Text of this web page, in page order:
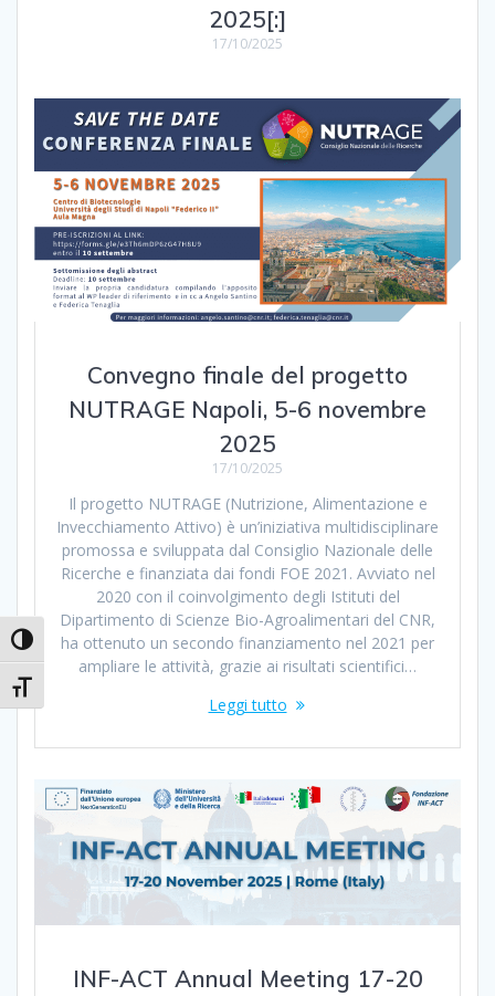
Attiva/disattiva alto contrasto
Attiva/disattiva dimensione testo
2025[:]
17/10/2025
Convegno finale del progetto
NUTRAGE Napoli, 5-6 novembre
2025
17/10/2025
Il progetto NUTRAGE (Nutrizione, Alimentazione e
Invecchiamento Attivo) è un’iniziativa multidisciplinare
promossa e sviluppata dal Consiglio Nazionale delle
Ricerche e finanziata dai fondi FOE 2021. Avviato nel
2020 con il coinvolgimento degli Istituti del
Dipartimento di Scienze Bio-Agroalimentari del CNR,
ha ottenuto un secondo finanziamento nel 2021 per
ampliare le attività, grazie ai risultati scientifici…
Leggi tutto
INF-ACT Annual Meeting 17-20